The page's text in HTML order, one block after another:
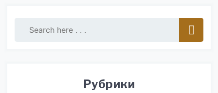
Рубрики